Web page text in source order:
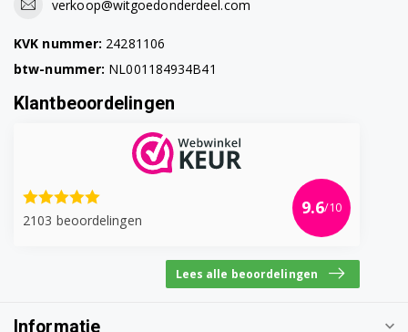
DDDISH540W 7636733853
DDDISH542W 7636833842
DDDL1243W 7644333853
DDDS1054BDSG 7609243845
DDDSFN1530B 7669643842
DDDSFN1530S 7618543842
verkoop@witgoedonderdeel.com
KVK nummer: 24281106
btw-nummer: NL001184934B41
Klantbeoordelingen
2103 beoordelingen
9.6/10
Lees alle beoordelingen
Informatie